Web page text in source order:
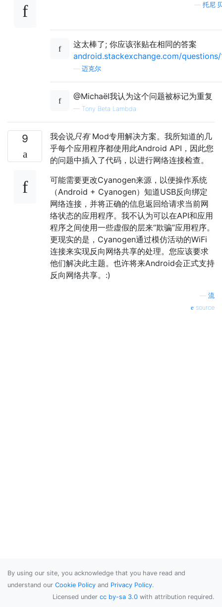
托尼·
这太棒了; 你应该张贴在相同的答案
android.stackexchange.com/questions/
迈克尔
@Michaël我认为这个问题被标记为重复
— Tony Beta Lambda
9 我会说只有Mod专用解决方案。我所知道的几
乎每个应用程序都使用此Android API，因此您
的问题中插入了代码，以进行网络连接检查。
可能需要更改Cyanogen来源，以便操作系统
（Android + Cyanogen）知道USB反向绑定
网络连接，并将正确的信息返回给请求当前网
络状态的应用程序。我不认为可以在API和应用
程序之间使用一些虚假的层来“欺骗”应用程序。
更现实的是，Cyanogen通过模仿活动的WiFi
连接来实现反向网络共享的处理。您应该要求
他们解决此主题。也许将来Android会正式支持
反向网络共享。:)
流
source
By using our site, you acknowledge that you have read and
understand our Cookie Policy and Privacy Policy.
Licensed under cc by-sa 3.0 with attribution required.